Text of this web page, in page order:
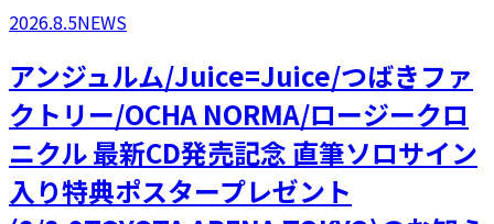
2026.8.5NEWS
アンジュルム/Juice=Juice/つばきファ
クトリー/OCHA NORMA/ロージークロ
ニクル 最新CD発売記念 直筆ソロサイン
入り特典ポスタープレゼント